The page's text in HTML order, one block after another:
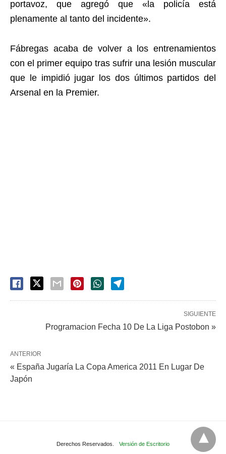
portavoz, que agregó que «la policía está
plenamente al tanto del incidente».
Fábregas acaba de volver a los entrenamientos
con el primer equipo tras sufrir una lesión muscular
que le impidió jugar los dos últimos partidos del
Arsenal en la Premier.
SIGUIENTE
Programacion Fecha 10 De La Liga Postobon »
ANTERIOR
« España Jugaría La Copa America 2011 En Lugar De
Japón
Derechos Reservados. Versión de Escritorio